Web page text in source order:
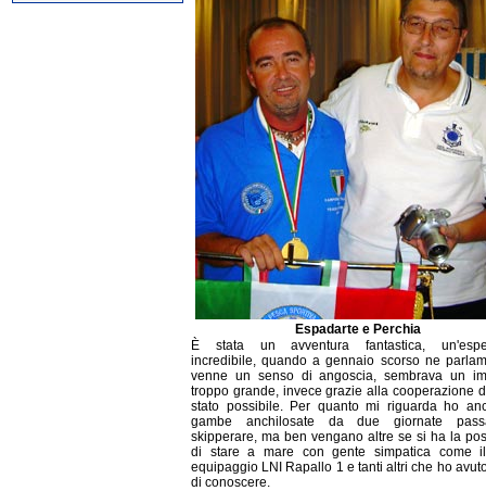
Espadarte e Perchia
È stata un avventura fantastica,
incredibile, quando a gennaio scorso ne
venne un senso di angoscia, sembrava un
troppo grande, invece grazie alla cooperazione
stato possibile. Per quanto mi riguarda ho
gambe anchilosate da due giornate
skipperare, ma ben vengano altre se si ha la
di stare a mare con gente simpatica come il
equipaggio LNI Rapallo 1 e tanti altri che ho
di conoscere.